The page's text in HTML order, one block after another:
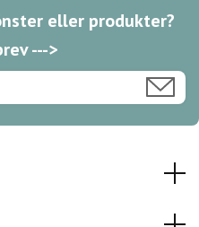
eller produkter?
--->